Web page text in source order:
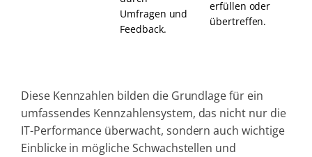
Umfragen und
Feedback.
erfüllen oder
übertreffen.
Diese Kennzahlen bilden die Grundlage für ein
umfassendes Kennzahlensystem, das nicht nur die
IT-Performance überwacht, sondern auch wichtige
Einblicke in mögliche Schwachstellen und